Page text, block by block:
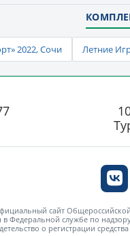
2022, Сочи Летние
сайт
в Федеральной службе по
о регистрации